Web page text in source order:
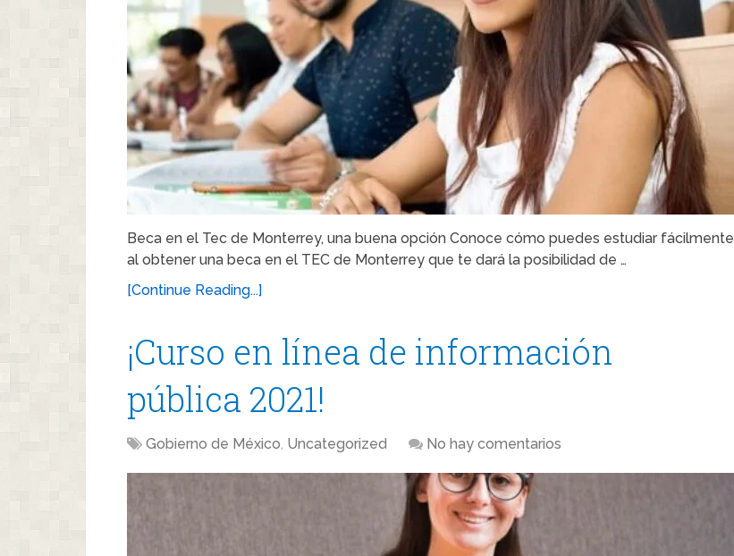
Beca en el Tec de Monterrey, una buena opción Conoce cómo puedes estudiar fácilmente
al obtener una beca en el TEC de Monterrey que te dará la posibilidad de …
[Continue Reading...]
¡Curso en línea de información
pública 2021!
Gobierno de México, Uncategorized No hay comentarios